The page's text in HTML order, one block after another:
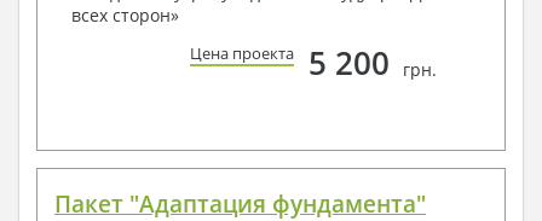
способом связи: закажите обратный звонок,
по viber, e-mail, телефон -
всех сторон»
Цена проекта 5 200 грн.
Пакет "Адаптация фундамента"